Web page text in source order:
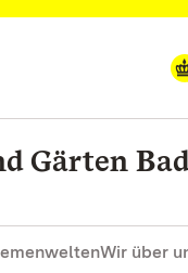
Gärten
Wir über